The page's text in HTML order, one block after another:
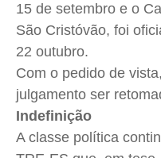
15 de setembro e o
São Cristóvão, foi
22 outubro.
Com o pedido de
julgamento ser
Indefinição
A classe política